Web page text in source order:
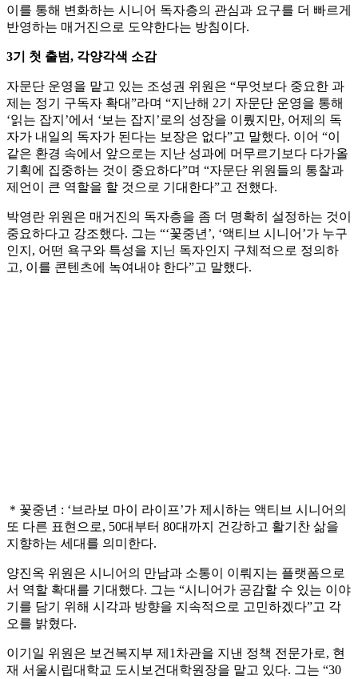
이를 통해 변화하는 시니어 독자층의 관심과 요구를 더 빠르게
반영하는 매거진으로 도약한다는 방침이다.
3기 첫 출범, 각양각색 소감
자문단 운영을 맡고 있는 조성권 위원은 “무엇보다 중요한 과
제는 정기 구독자 확대”라며 “지난해 2기 자문단 운영을 통해
‘읽는 잡지’에서 ‘보는 잡지’로의 성장을 이뤘지만, 어제의 독
자가 내일의 독자가 된다는 보장은 없다”고 말했다. 이어 “이
같은 환경 속에서 앞으로는 지난 성과에 머무르기보다 다가올
기획에 집중하는 것이 중요하다”며 “자문단 위원들의 통찰과
제언이 큰 역할을 할 것으로 기대한다”고 전했다.
박영란 위원은 매거진의 독자층을 좀 더 명확히 설정하는 것이
중요하다고 강조했다. 그는 “‘꽃중년’, ‘액티브 시니어’가 누구
인지, 어떤 욕구와 특성을 지닌 독자인지 구체적으로 정의하
고, 이를 콘텐츠에 녹여내야 한다”고 말했다.
＊꽃중년 : ‘브라보 마이 라이프’가 제시하는 액티브 시니어의
또 다른 표현으로, 50대부터 80대까지 건강하고 활기찬 삶을
지향하는 세대를 의미한다.
양진옥 위원은 시니어의 만남과 소통이 이뤄지는 플랫폼으로
서 역할 확대를 기대했다. 그는 “시니어가 공감할 수 있는 이야
기를 담기 위해 시각과 방향을 지속적으로 고민하겠다”고 각
오를 밝혔다.
이기일 위원은 보건복지부 제1차관을 지낸 정책 전문가로, 현
재 서울시립대학교 도시보건대학원장을 맡고 있다. 그는 “30